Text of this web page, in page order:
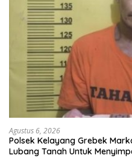
Agustus 6, 2026
Polsek Kelayang Grebek
Lubang Tanah Untuk